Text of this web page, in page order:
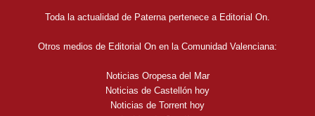
Toda la actualidad de Paterna pertenece a Editorial On.
Otros medios de Editorial On en la Comunidad Valenciana:
Noticias Oropesa del Mar
Noticias de Castellón hoy
Noticias de Torrent hoy